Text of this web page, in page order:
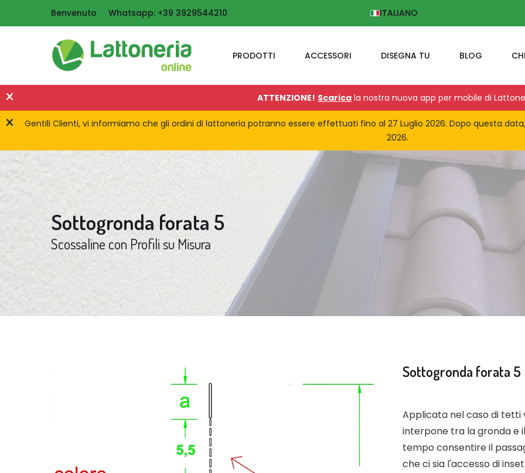
Benvenuto Whatsapp: +39 3929544210 ITALIANO
PRODOTTI ACCESSORI DISEGNA TU BLOG
ATTENZIONE! Scarica la nostra nuova app per mobile di
Gentili Clienti, vi informiamo che gli ordini di lattoneria potranno essere effettuati fino al 27 Luglio 2026. Dopo questa
2026.
Sottogronda forata 5
Scossaline con Profili su Misura
Sottogronda forata 5
Applicata nel caso di tetti
interpone tra la gronda e
tempo consentire il
che ci sia l'accesso di